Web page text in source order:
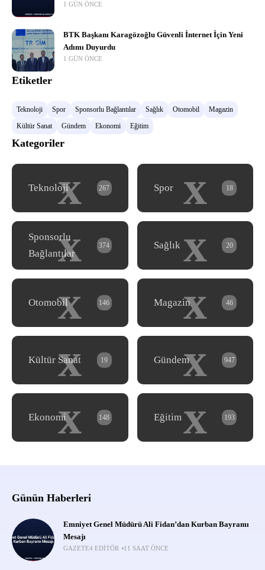
1 GÜN ÖNCE
BTK Başkanı Karagözoğlu Güvenli İnternet İçin Yeni
Adımı Duyurdu
1 GÜN ÖNCE
Etiketler
Teknoloji Spor Sponsorlu Bağlantılar Sağlık Otomobil
Magazin
Kültür Sanat
Gündem Ekonomi Eğitim
Kategoriler
x
Teknoloji 267 x
Spor 18
x
Sponsorlu
Bağlantılar
374 x
Sağlık 20
x
Otomobil 146 x
Magazin 46
x
Kültür Sanat 19 x
Gündem 947
x
Ekonomi 148 x
Eğitim 193
Günün Haberleri
Emniyet Genel Müdürü Ali Fidan’dan Kurban Bayramı
Mesajı
GAZETE4 EDITÖR 11 SAAT ÖNCE